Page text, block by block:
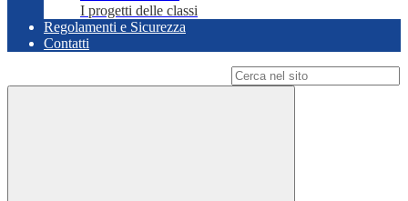
I progetti delle classi
Regolamenti e Sicurezza
Contatti